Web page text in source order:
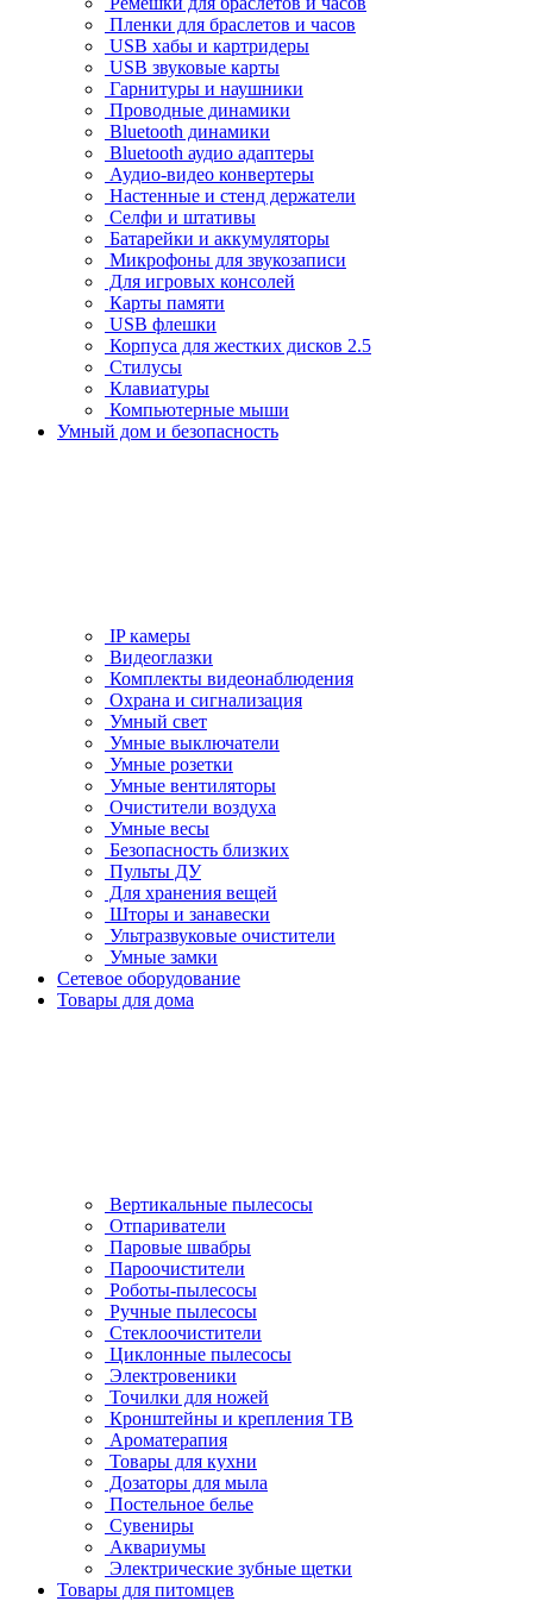
Пленки для браслетов и часов
USB хабы и картридеры
USB звуковые карты
Гарнитуры и наушники
Проводные динамики
Bluetooth динамики
Bluetooth аудио адаптеры
Аудио-видео конвертеры
Настенные и стенд держатели
Селфи и штативы
Батарейки и аккумуляторы
Микрофоны для звукозаписи
Для игровых консолей
Карты памяти
USB флешки
Корпуса для жестких дисков 2.5
Стилусы
Клавиатуры
Компьютерные мыши
Умный дом и безопасность
IP камеры
Видеоглазки
Комплекты видеонаблюдения
Охрана и сигнализация
Умный свет
Умные выключатели
Умные розетки
Умные вентиляторы
Очистители воздуха
Умные весы
Безопасность близких
Пульты ДУ
Для хранения вещей
Шторы и занавески
Ультразвуковые очистители
Умные замки
Сетевое оборудование
Товары для дома
Вертикальные пылесосы
Отпариватели
Паровые швабры
Пароочистители
Роботы-пылесосы
Ручные пылесосы
Стеклоочистители
Циклонные пылесосы
Электровеники
Точилки для ножей
Кронштейны и крепления ТВ
Ароматерапия
Товары для кухни
Дозаторы для мыла
Постельное белье
Сувениры
Аквариумы
Электрические зубные щетки
Товары для питомцев